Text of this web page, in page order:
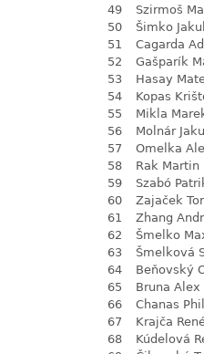
49
Szirmoš
50
Šimko
51
Cagarda
52
Gašparík
53
Hasay
54
Kopas
55
Mikla
56
Molnár
57
Omelka
58
Rak Martin
59
Szabó
60
Zajaček
61
Zhang
62
Šmelko
63
Šmelková
64
Beňovský
65
Bruna Alex
66
Chanas
67
Krajča
68
Kúdelová